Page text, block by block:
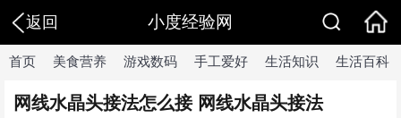
返回 小度经验网
首页 美食营养 游戏数码 手工爱好 生活知识 生活百科
网线水晶头接法怎么接 网线水晶头接法